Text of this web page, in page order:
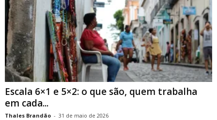
Escala 6×1 e 5×2: o que são, quem trabalha
em cada...
Thales Brandão - 31 de maio de 2026